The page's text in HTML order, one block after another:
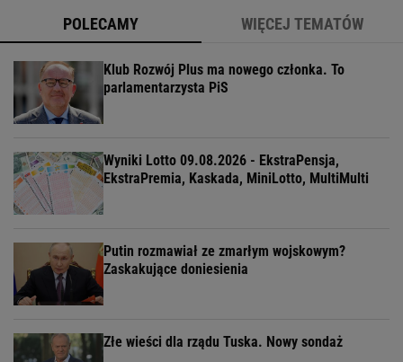
POLECAMY WIĘCEJ TEMATÓW
Klub Rozwój Plus ma nowego członka. To
parlamentarzysta PiS
Wyniki Lotto 09.08.2026 - EkstraPensja,
EkstraPremia, Kaskada, MiniLotto, MultiMulti
Putin rozmawiał ze zmarłym wojskowym?
Zaskakujące doniesienia
Złe wieści dla rządu Tuska. Nowy sondaż